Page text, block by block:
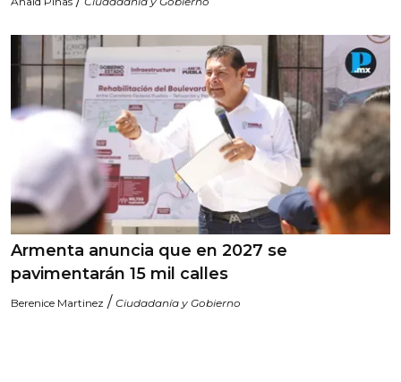
Armenta anuncia que en 2027 se
pavimentarán 15 mil calles
Berenice Martinez / Ciudadanía y Gobierno